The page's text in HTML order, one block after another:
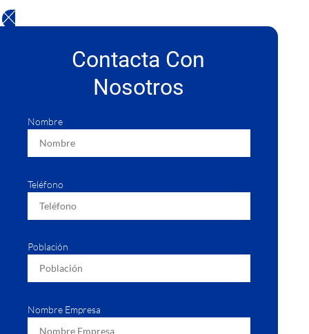
Contacta Con
Nosotros
Nombre
Teléfono
Población
Nombre Empresa